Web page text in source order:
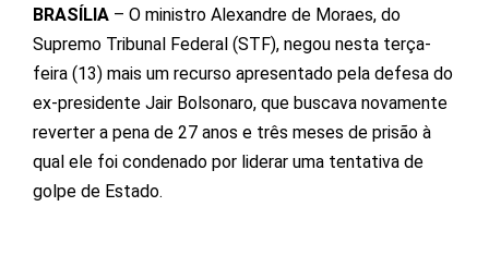
BRASÍLIA – O ministro Alexandre de Moraes, do
Supremo Tribunal Federal (STF), negou nesta terça-
feira (13) mais um recurso apresentado pela defesa do
ex-presidente Jair Bolsonaro, que buscava novamente
reverter a pena de 27 anos e três meses de prisão à
qual ele foi condenado por liderar uma tentativa de
golpe de Estado.